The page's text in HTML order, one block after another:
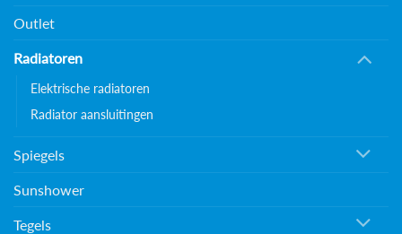
Outlet
Radiatoren
Elektrische radiatoren
Radiator aansluitingen
Spiegels
Sunshower
Tegels